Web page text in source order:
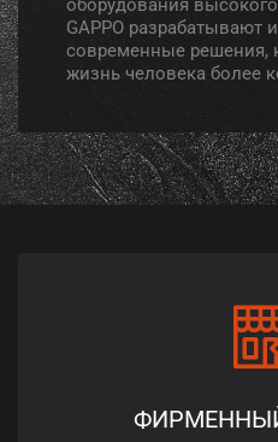
GAPPO разрабатывают
современные решения,
жизнь человека более